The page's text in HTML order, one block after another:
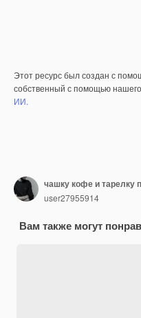
Этот ресурс был создан с
собственный с помощью нашего
ИИ.
чашку кофе и тарелку
user27955914
Вам также могут